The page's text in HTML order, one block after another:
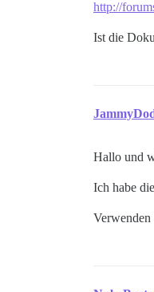
http://
Ist die
Hallo und
Ich habe
Verwenden